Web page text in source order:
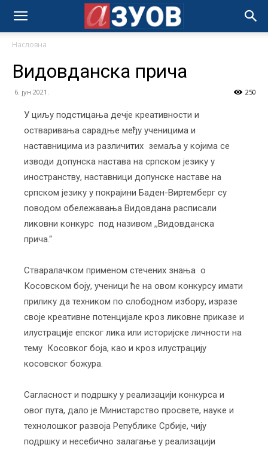
Насловна
Видовданска прича
6. јун 2021. 250
У циљу подстицања дечје креативности и
остваривања сарадње међу ученицима и
наставницима из различитих земаља у којима се
изводи допунска настава на српском језику у
иностранству, наставници допунске наставе на
српском језику у покрајини Баден-Виртемберг су
поводом обележавања Видовдана расписали
ликовни конкурс под називом ,,Видовданска
прича.“
Стваралачком применом стечених знања о
Косовском боју, ученици ће на овом конкурсу имати
прилику да техником по слободном избору, изразе
своје креативне потенцијале кроз ликовне приказе и
илустрације епског лика или историјске личности на
тему Косовког боја, као и кроз илустрацију
косовског божура.
Сагласност и подршку у реализацији конкурса и
овог пута, дало је Министарство просвете, науке и
технолошког развоја Републике Србије, чију
подршку и несебично залагање у реализацији